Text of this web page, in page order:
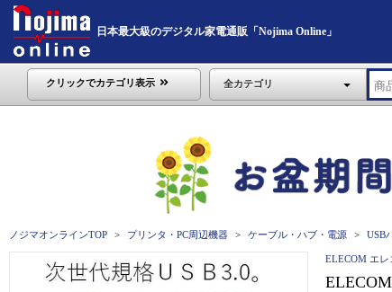
日本最大級のデジタル家電通販「Nojima Online」
クリックでカテゴリ表示 全カテゴリ
ノジマオンラインTOP プリンタ・PC周辺機器 ケーブル・ハブ・電源 USB
ELECOM エレ